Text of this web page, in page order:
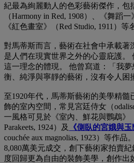
紀最為絢麗動人的色彩藝術傑作，包
（Harmony in Red, 1908）、《舞蹈
《紅色畫室》（Red Studio, 1911）等
對馬蒂斯而言，藝術在社會中承載
是人們在現實世界之外的心靈庇護。
這一理念的體現。 他曾寫道：「我
衡、純淨與寧靜的藝術，沒有令人困
至1920年代，馬蒂斯藝術的美學精髓
飾的室內空間，常見宮廷侍女（
一風格可見於《室內、鮮花與鸚鵡》
Parakeets, 1924）及
《側臥的宮娥與玉
couchée aux magnolias, 1923）等作
8,080萬美元成交，創下藝術家拍賣
度回歸更為自由的裝飾美學，創作出